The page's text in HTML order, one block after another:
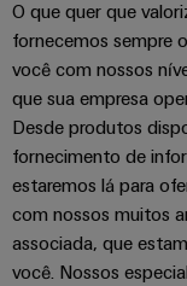
O que quer que
fornecemos sempre
você com nossos
que sua empresa
Desde produtos
fornecimento de
estaremos lá para
com nossos muitos
associada, que
você. Nossos